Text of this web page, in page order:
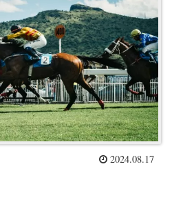
2024.08.17